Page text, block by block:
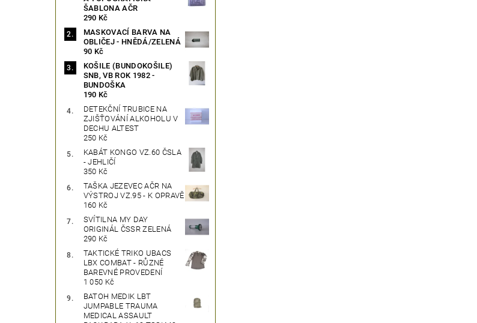
ŠABLONA AČR
290 Kč
MASKOVACÍ BARVA NA
OBLIČEJ - HNĚDÁ/ZELENÁ
90 Kč
KOŠILE (BUNDOKOŠILE)
SNB, VB ROK 1982 -
BUNDOŠKA
190 Kč
DETEKČNÍ TRUBICE NA
ZJIŠŤOVÁNÍ ALKOHOLU V
DECHU ALTEST
250 Kč
KABÁT KONGO VZ.60 ČSLA
- JEHLIČÍ
350 Kč
TAŠKA JEZEVEC AČR NA
VÝSTROJ VZ.95 - K OPRAVĚ
160 Kč
SVÍTILNA MY DAY
ORIGINÁL ČSSR ZELENÁ
290 Kč
TAKTICKÉ TRIKO UBACS
LBX COMBAT - RŮZNÉ
BAREVNÉ PROVEDENÍ
1 050 Kč
BATOH MEDIK LBT
JUMPABLE TRAUMA
MEDICAL ASSAULT